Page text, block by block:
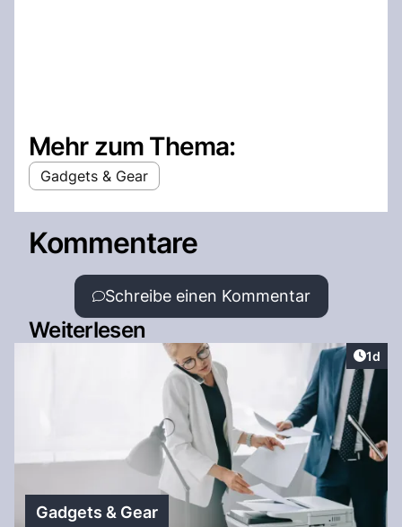
Mehr zum Thema:
Gadgets & Gear
Kommentare
Schreibe einen Kommentar
Weiterlesen
1d
Gadgets & Gear